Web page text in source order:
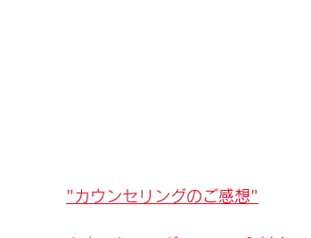
" カウンセリングのご感想"